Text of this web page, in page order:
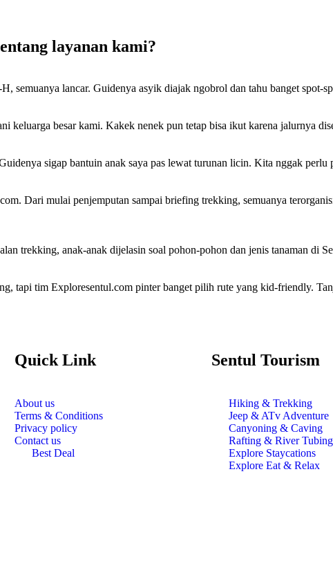
layanan kami?
semuanya lancar. Guidenya asyik diajak ngobrol dan tahu banget spot-
keluarga besar kami. Kakek nenek pun tetap bisa ikut karena jalurnya
sigap bantuin anak saya pas lewat turunan licin. Kita nggak
Dari mulai penjemputan sampai briefing trekking, semuanya
trekking, anak-anak dijelasin soal pohon-pohon dan jenis tanaman di
tapi tim Exploresentul.com pinter banget pilih rute yang kid-friendly.
Quick Link
About us
Terms & Conditions
Privacy policy
Contact us
Best Deal
Sentul Tourism
Hiking & Trekking
Jeep & ATv Adventure
Canyoning & Caving
Rafting & River Tubing
Explore Staycations
Explore Eat & Relax